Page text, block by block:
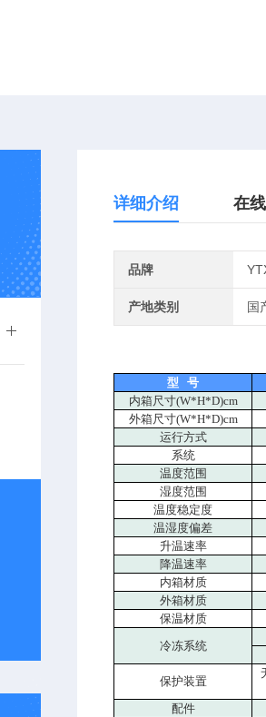
详细介绍 在
品牌
产地类别 国
型 号
内箱尺寸(W*H*D)cm
外箱尺寸(W*H*D)cm
运行方式
系统
温度范围
湿度范围
温度稳定度
温湿度偏差
升温速率
降温速率
内箱材质
外箱材质
保温材质
冷冻系统
保护装置
配件